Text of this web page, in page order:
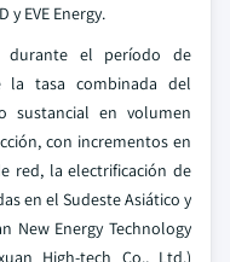
y EVE Energy.
durante el período de
la tasa combinada del
sustancial en volumen
con incrementos en
red, la electrificación de
en el Sudeste Asiático y
New Energy Technology
High-tech Co., Ltd.)